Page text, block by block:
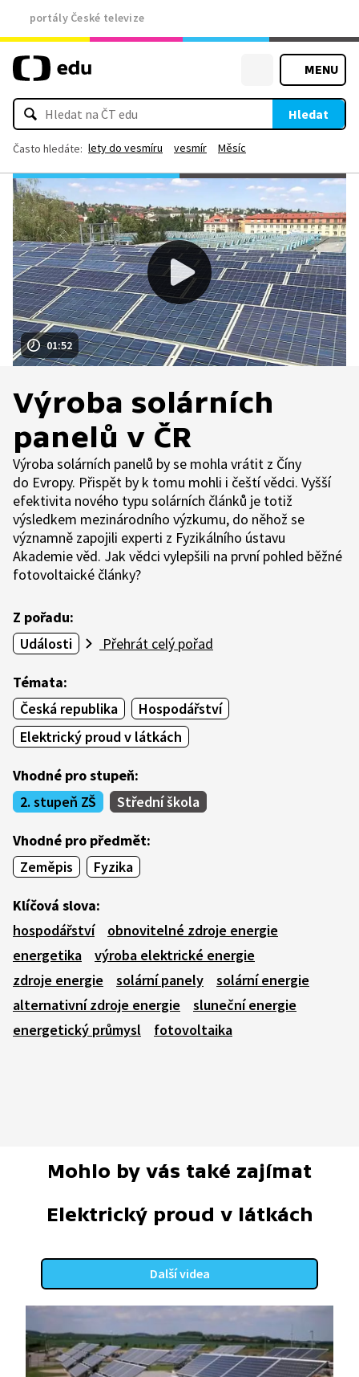
portály České televize
MENU
Hledat
Často hledáte: lety do vesmíru vesmír Měsíc
01:52
Výroba solárních
panelů v ČR
Výroba solárních panelů by se mohla vrátit z Číny
do Evropy. Přispět by k tomu mohli i čeští vědci. Vyšší
efektivita nového typu solárních článků je totiž
výsledkem mezinárodního výzkumu, do něhož se
významně zapojili experti z Fyzikálního ústavu
Akademie věd. Jak vědci vylepšili na první pohled běžné
fotovoltaické články?
Z pořadu:
Události
Přehrát celý pořad
Témata:
Česká republika
Hospodářství
Elektrický proud v látkách
Vhodné pro stupeň:
2. stupeň ZŠ
Střední škola
Vhodné pro předmět:
Zeměpis
Fyzika
Klíčová slova:
hospodářství
obnovitelné zdroje energie
energetika
výroba elektrické energie
zdroje energie
solární panely
solární energie
alternativní zdroje energie
sluneční energie
energetický průmysl
fotovoltaika
Mohlo by vás také zajímat
Elektrický proud v látkách
Další videa